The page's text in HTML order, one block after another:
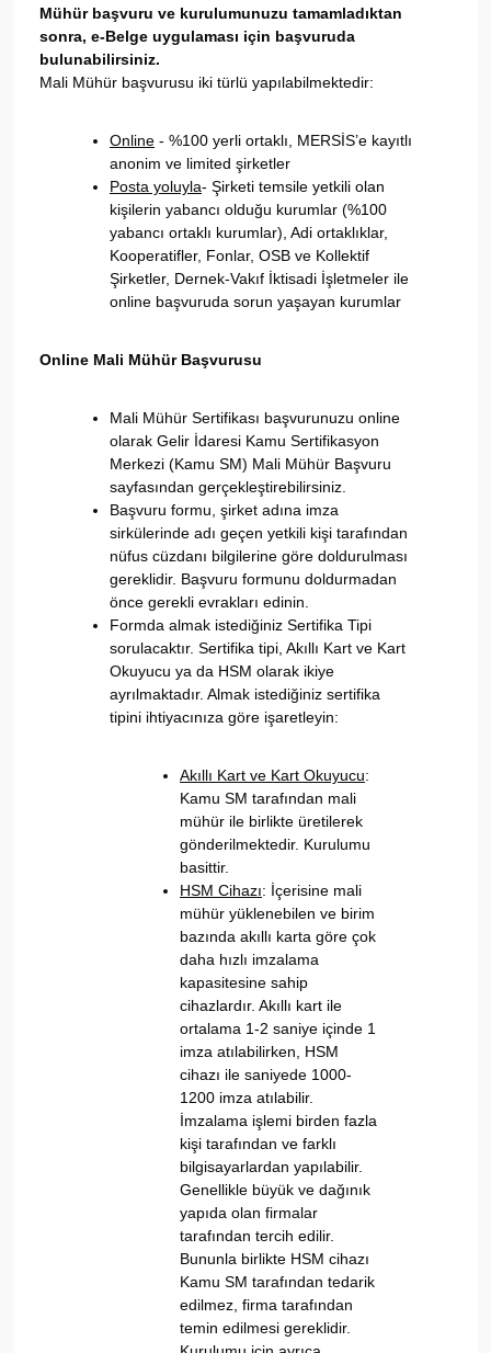
Mühür başvuru ve kurulumunuzu tamamladıktan
sonra, e-Belge uygulaması için başvuruda
bulunabilirsiniz.
Mali Mühür başvurusu iki türlü yapılabilmektedir:
Online - %100 yerli ortaklı, MERSİS’e kayıtlı
anonim ve limited şirketler
Posta yoluyla- Şirketi temsile yetkili olan
kişilerin yabancı olduğu kurumlar (%100
yabancı ortaklı kurumlar), Adi ortaklıklar,
Kooperatifler, Fonlar, OSB ve Kollektif
Şirketler, Dernek-Vakıf İktisadi İşletmeler ile
online başvuruda sorun yaşayan kurumlar
Online Mali Mühür Başvurusu
Mali Mühür Sertifikası başvurunuzu online
olarak Gelir İdaresi Kamu Sertifikasyon
Merkezi (Kamu SM) Mali Mühür Başvuru
sayfasından gerçekleştirebilirsiniz.
Başvuru formu, şirket adına imza
sirkülerinde adı geçen yetkili kişi tarafından
nüfus cüzdanı bilgilerine göre doldurulması
gereklidir. Başvuru formunu doldurmadan
önce gerekli evrakları edinin.
Formda almak istediğiniz Sertifika Tipi
sorulacaktır. Sertifika tipi, Akıllı Kart ve Kart
Okuyucu ya da HSM olarak ikiye
ayrılmaktadır. Almak istediğiniz sertifika
tipini ihtiyacınıza göre işaretleyin:
Akıllı Kart ve Kart Okuyucu:
Kamu SM tarafından mali
mühür ile birlikte üretilerek
gönderilmektedir. Kurulumu
basittir.
HSM Cihazı: İçerisine mali
mühür yüklenebilen ve birim
bazında akıllı karta göre çok
daha hızlı imzalama
kapasitesine sahip
cihazlardır. Akıllı kart ile
ortalama 1-2 saniye içinde 1
imza atılabilirken, HSM
cihazı ile saniyede 1000-
1200 imza atılabilir.
İmzalama işlemi birden fazla
kişi tarafından ve farklı
bilgisayarlardan yapılabilir.
Genellikle büyük ve dağınık
yapıda olan firmalar
tarafından tercih edilir.
Bununla birlikte HSM cihazı
Kamu SM tarafından tedarik
edilmez, firma tarafından
temin edilmesi gereklidir.